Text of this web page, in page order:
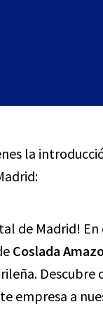
la
de Madrid!
Coslada
empresa a